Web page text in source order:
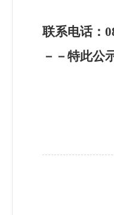
联系电
－－特此公